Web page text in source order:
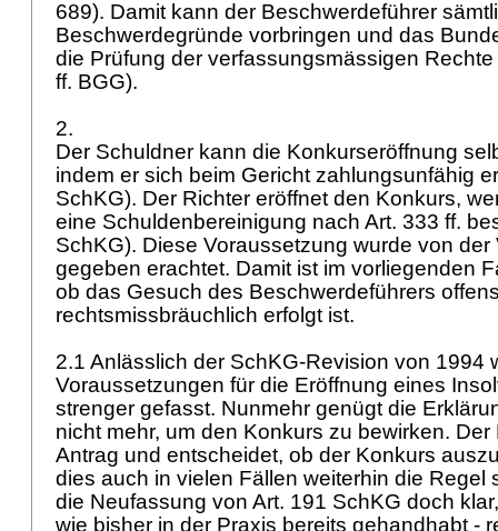
689). Damit kann der Beschwerdeführer
Beschwerdegründe vorbringen und das
die Prüfung der verfassungsmässigen
ff. BGG).
2.
Der Schuldner kann die Konkurseröffnung
indem er sich beim Gericht zahlungsunfähig
SchKG). Der Richter eröffnet den Konkurs,
eine Schuldenbereinigung nach Art. 333 ff.
SchKG). Diese Voraussetzung wurde von der
gegeben erachtet. Damit ist im vorliegenden
ob das Gesuch des Beschwerdeführers
rechtsmissbräuchlich erfolgt ist.
2.1 Anlässlich der SchKG-Revision von 1994
Voraussetzungen für die Eröffnung eines
strenger gefasst. Nunmehr genügt die
nicht mehr, um den Konkurs zu bewirken. Der
Antrag und entscheidet, ob der Konkurs
dies auch in vielen Fällen weiterhin die Regel
die Neufassung von Art. 191 SchKG doch
wie bisher in der Praxis bereits gehandhabt -